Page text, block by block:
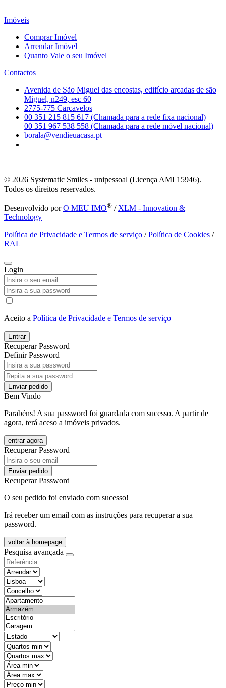
Imóveis
Comprar Imóvel
Arrendar Imóvel
Quanto Vale o seu Imóvel
Contactos
Avenida de São Miguel das encostas, edifício arcadas de são
Miguel, n249, esc 60
2775-775 Carcavelos
00 351 215 815 617 (Chamada para a rede fixa nacional)
00 351 967 538 558 (Chamada para a rede móvel nacional)
borala@vendieuacasa.pt
© 2026 Systematic Smiles - unipessoal (Licença AMI 15946).
Todos os direitos reservados.
Desenvolvido porO MEU IMO® / XLM - Innovation &
Technology
Política de Privacidade e Termos de serviço /Política de Cookies /
RAL
Login
Aceito a Política de Privacidade e Termos de serviço
Entrar
Recuperar Password
Definir Password
Enviar pedido
Bem Vindo
Parabéns! A sua password foi guardada com sucesso. A partir de
agora, terá aceso a imóveis privados.
entrar agora
Recuperar Password
Enviar pedido
Recuperar Password
O seu pedido foi enviado com sucesso!
Irá receber um email com as instruções para recuperar a sua
password.
voltar à homepage
Pesquisa avançada
objective
districtId
countyId
types
state
mintypo
maxtypo
minarea
maxarea
minprice